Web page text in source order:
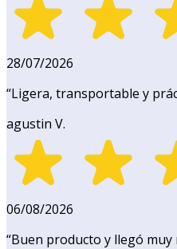
28/07/2026
“Ligera, transportable y
agustin V.
06/08/2026
“Buen producto y llegó muy